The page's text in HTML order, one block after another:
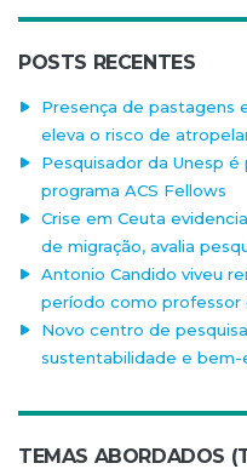
POSTS RECENTES
Presença de pastagens
eleva o risco de
Pesquisador da Unesp
programa ACS Fellows
Crise em Ceuta
de migração, avalia
Antonio Candido viveu
período como professor
Novo centro de
sustentabilidade e bem-
TEMAS ABORDADOS